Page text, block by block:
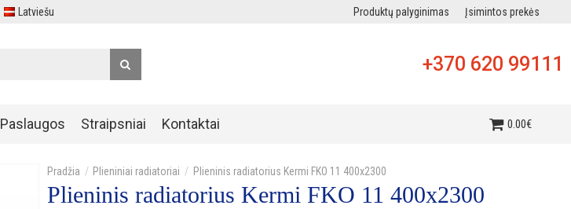
Latviešu Produktų palyginimas Įsimintos prekės
+370 620 99111
Paslaugos Straipsniai Kontaktai 0.00€
Plieniniai radiatoriai Plieninis radiatorius Kermi FKO 11 400x2300
Plieninis radiatorius Kermi FKO 11 400x2300